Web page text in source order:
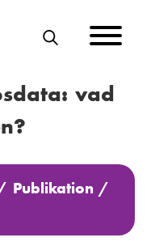
S
K
vad
Publikation /